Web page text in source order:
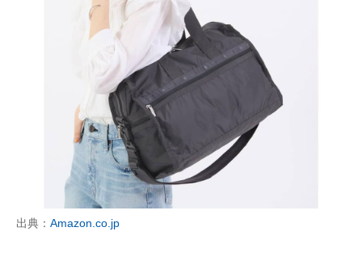
出典： Amazon.co.jp